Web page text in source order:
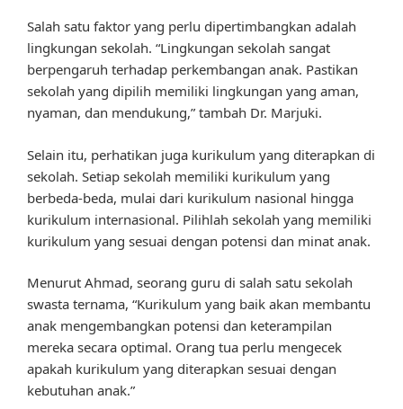
Salah satu faktor yang perlu dipertimbangkan adalah
lingkungan sekolah. “Lingkungan sekolah sangat
berpengaruh terhadap perkembangan anak. Pastikan
sekolah yang dipilih memiliki lingkungan yang aman,
nyaman, dan mendukung,” tambah Dr. Marjuki.
Selain itu, perhatikan juga kurikulum yang diterapkan di
sekolah. Setiap sekolah memiliki kurikulum yang
berbeda-beda, mulai dari kurikulum nasional hingga
kurikulum internasional. Pilihlah sekolah yang memiliki
kurikulum yang sesuai dengan potensi dan minat anak.
Menurut Ahmad, seorang guru di salah satu sekolah
swasta ternama, “Kurikulum yang baik akan membantu
anak mengembangkan potensi dan keterampilan
mereka secara optimal. Orang tua perlu mengecek
apakah kurikulum yang diterapkan sesuai dengan
kebutuhan anak.”